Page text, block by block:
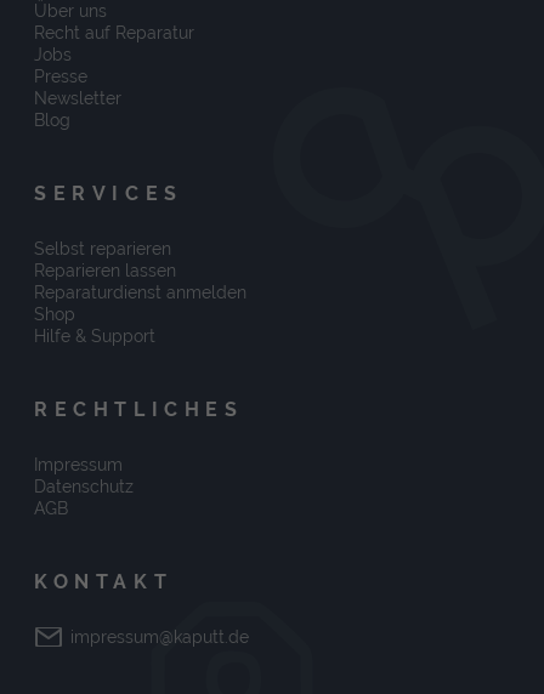
Über uns
Recht auf Reparatur
Jobs
Presse
Newsletter
Blog
SERVICES
Selbst reparieren
Reparieren lassen
Reparaturdienst anmelden
Shop
Hilfe & Support
RECHTLICHES
Impressum
Datenschutz
AGB
KONTAKT
impressum@kaputt.de